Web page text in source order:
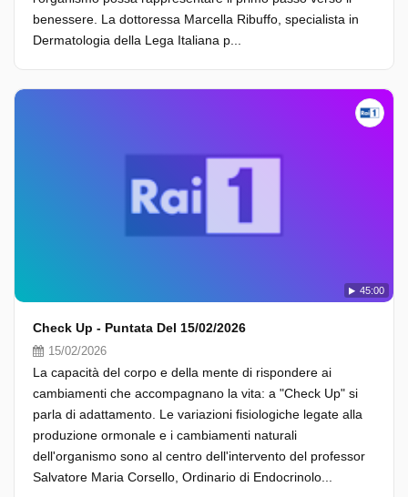
benessere. La dottoressa Marcella Ribuffo, specialista in
Dermatologia della Lega Italiana p...
45:00
Check Up - Puntata Del 15/02/2026
15/02/2026
La capacità del corpo e della mente di rispondere ai
cambiamenti che accompagnano la vita: a "Check Up" si
parla di adattamento. Le variazioni fisiologiche legate alla
produzione ormonale e i cambiamenti naturali
dell'organismo sono al centro dell'intervento del professor
Salvatore Maria Corsello, Ordinario di Endocrinolo...